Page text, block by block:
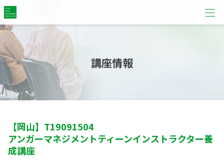
講座情報
【岡山】 T19091504
アンガーマネジメントティーンインストラクター養
成講座